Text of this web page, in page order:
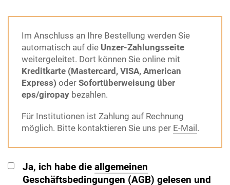
Im Anschluss an Ihre Bestellung werden Sie
automatisch auf die Unzer-Zahlungsseite
weitergeleitet. Dort können Sie online mit
Kreditkarte (Mastercard, VISA, American
Express) oder Sofortüberweisung über
eps/giropay bezahlen.
Für Institutionen ist Zahlung auf Rechnung
möglich. Bitte kontaktieren Sie uns per E-Mail.
Ja, ich habe die allgemeinen
Geschäftsbedingungen (AGB) gelesen und